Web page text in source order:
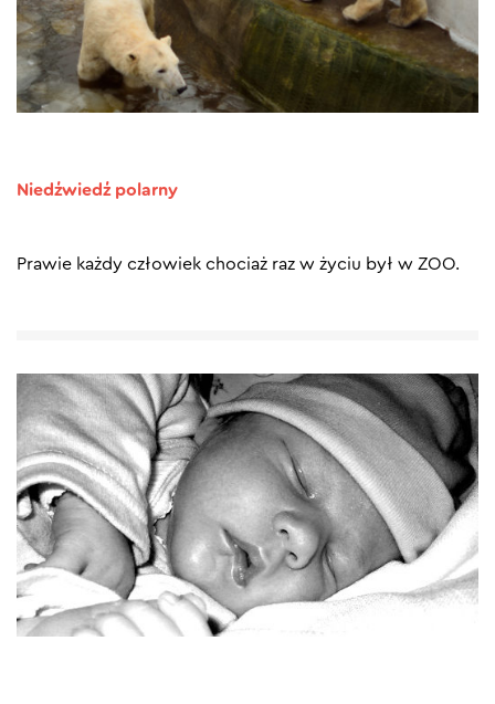
Niedźwiedź polarny
Prawie każdy człowiek chociaż raz w życiu był w ZOO.